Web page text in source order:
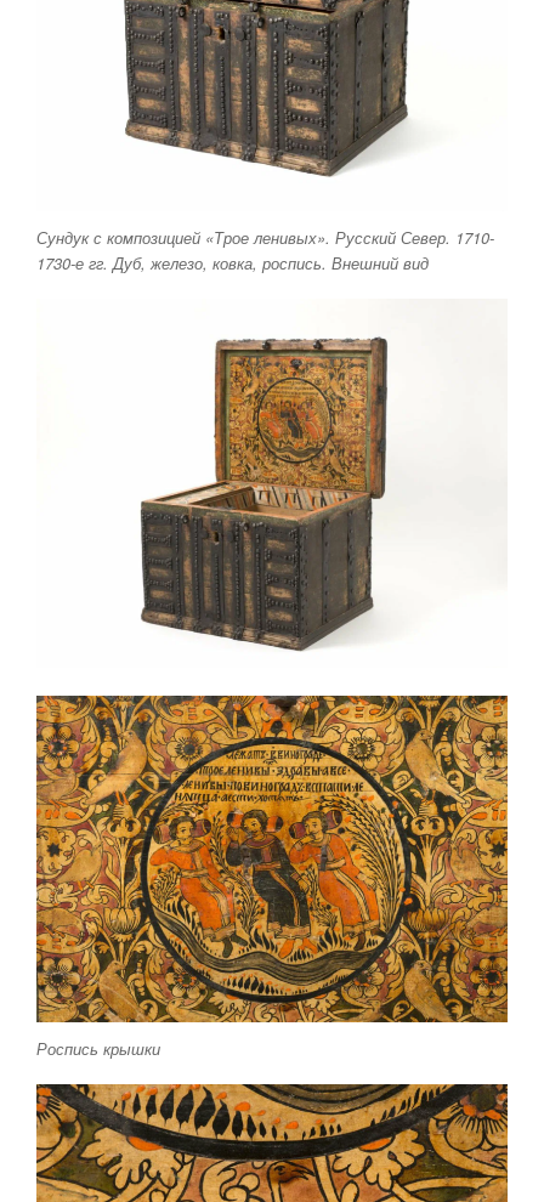
Сундук с композицией «Трое ленивых». Русский Север. 1710-
1730-е гг. Дуб, железо, ковка, роспись. Внешний вид
Роспись крышки